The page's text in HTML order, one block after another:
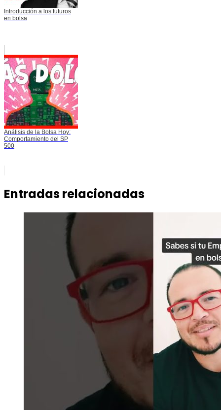
Introducción a los futuros
en bolsa
Análisis de la Bolsa Hoy:
Comportamiento del SP
500
Entradas relacionadas